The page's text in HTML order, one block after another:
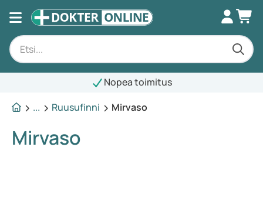
Nopea toimitus
...
Ruusufinni Mirvaso
Mirvaso